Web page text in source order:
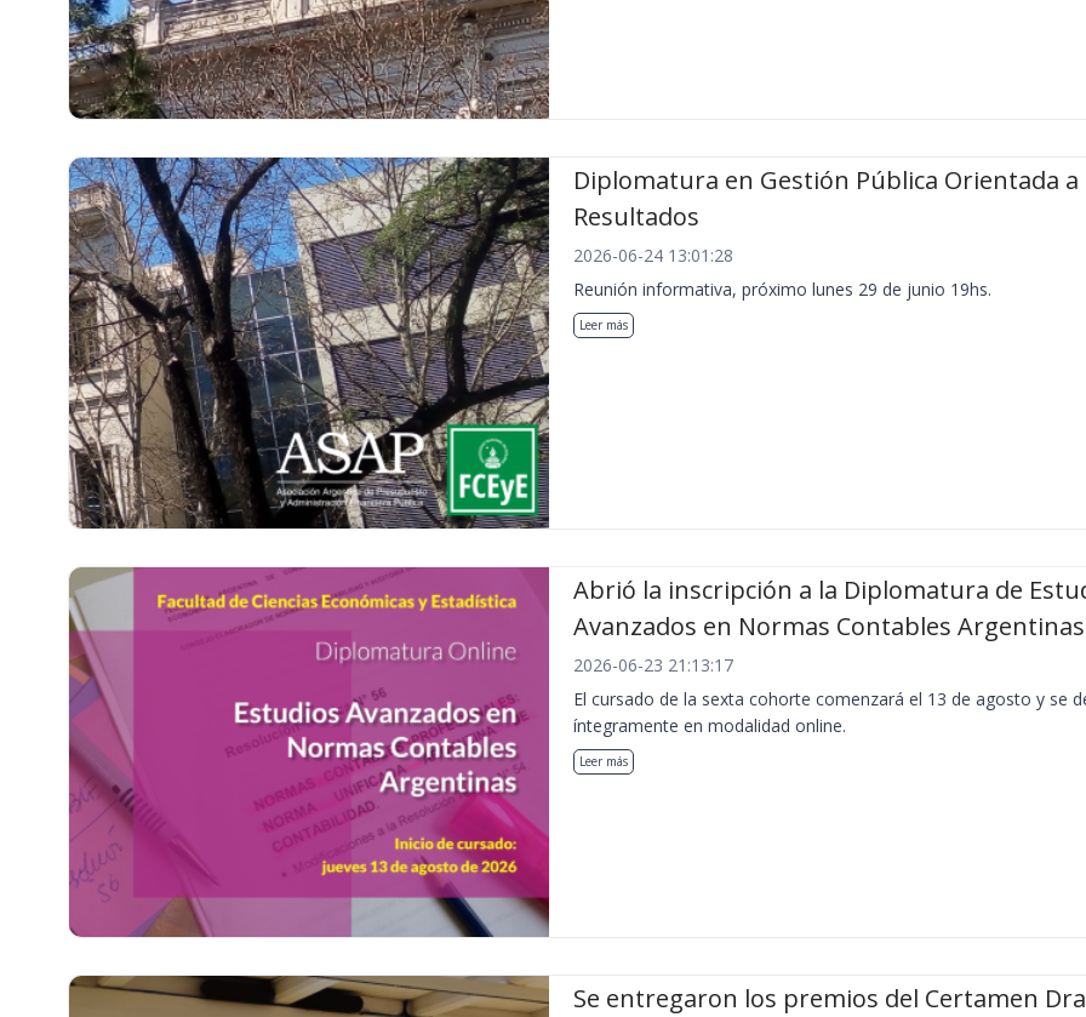
Diplomatura en Gestión Pública Orientada a
Resultados
2026-06-24 13:01:28
Reunión informativa, próximo lunes 29 de junio 19hs.
Leer más
Abrió la inscripción a la Diplomatura de
Avanzados en Normas Contables Argentinas
2026-06-23 21:13:17
El cursado de la sexta cohorte comenzará el 13 de agosto y se
íntegramente en modalidad online.
Leer más
Se entregaron los premios del Certamen